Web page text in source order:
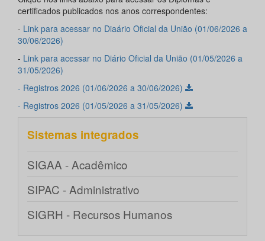
certificados publicados nos anos correspondentes:
- Link para acessar no Diaário Oficial da União (01/06/2026 a
30/06/2026)
- Link para acessar no Diário Oficial da União (01/05/2026 a
31/05/2026)
- Registros 2026 (01/06/2026 a 30/06/2026)
- Registros 2026 (01/05/2026 a 31/05/2026)
Sistemas integrados
SIGAA - Acadêmico
SIPAC - Administrativo
SIGRH - Recursos Humanos